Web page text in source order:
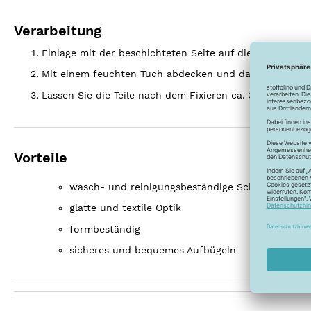
Verarbeitung
Einlage mit der beschichteten Seite auf die linke Seite
Mit einem feuchten Tuch abdecken und das
Lassen Sie die Teile nach dem Fixieren ca. 30 Min.
Vorteile
wasch- und reinigungsbeständige
glatte und textile Optik
formbeständig
sicheres und bequemes Aufbügeln